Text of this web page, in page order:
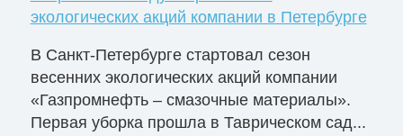
экологических акций компании в Петербурге
В Санкт-Петербурге стартовал сезон
весенних экологических акций компании
«Газпромнефть – смазочные материалы».
Первая уборка прошла в Таврическом сад...